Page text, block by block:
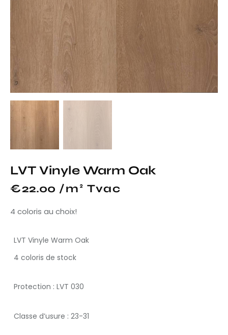
LVT Vinyle Warm Oak
€22.00 /m² Tvac
4 coloris au choix!
LVT Vinyle Warm Oak
4 coloris de stock
Protection : LVT 030
Classe d’usure : 23-31